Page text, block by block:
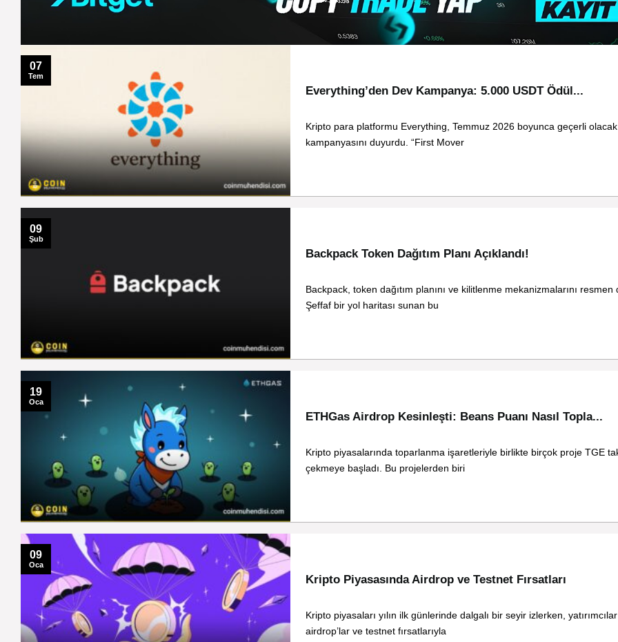
Everything’den Dev Kampanya: 5.000 USDT Ödül...
Kripto para platformu Everything, Temmuz 2026 boyunca geçerli
kampanyasını duyurdu. “First Mover
07
Tem
Backpack Token Dağıtım Planı Açıklandı!
Backpack, token dağıtım planını ve kilitlenme mekanizmalarını resmen
Şeffaf bir yol haritası sunan bu
09
Şub
ETHGas Airdrop Kesinleşti: Beans Puanı Nasıl Topla...
Kripto piyasalarında toparlanma işaretleriyle birlikte birçok proje TGE
çekmeye başladı. Bu projelerden biri
19
Oca
Kripto Piyasasında Airdrop ve Testnet Fırsatları
Kripto piyasaları yılın ilk günlerinde dalgalı bir seyir izlerken,
airdrop’lar ve testnet fırsatlarıyla
09
Oca